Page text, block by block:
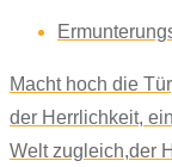
Macht hoch die
der Herrlichkeit,
Welt zugleich,der